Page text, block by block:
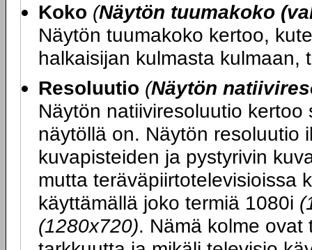
Koko (Näytön tuumakoko
Näytön tuumakoko kertoo,
halkaisijan kulmasta kulmaan,
Resoluutio (Näytön
Näytön natiiviresoluutio
näytöllä on. Näytön resoluutio
kuvapisteiden ja pystyrivin
mutta teräväpiirtotelevisioissa
käyttämällä joko termiä 1080i
(1280x720). Nämä kolme ovat